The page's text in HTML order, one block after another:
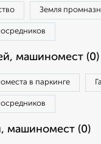
Земля
машиномест (0)
в паркинге
машиномест (0)